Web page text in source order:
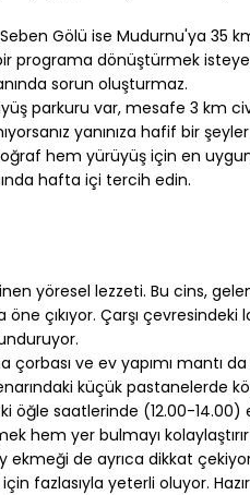
Gölü ise Mudurnu'ya 35
programa dönüştürmek
sorun oluşturmaz.
parkuru var, mesafe 3 km
yanınıza hafif bir
hem yürüyüş için en
hafta içi tercih edin.
yöresel lezzeti. Bu cins,
çıkıyor. Çarşı
çorbası ve ev yapımı mantı
küçük pastanelerde
öğle saatlerinde (12.00-14.00)
hem yer bulmayı
ekmeği de ayrıca dikkat
fazlasıyla yeterli oluyor.